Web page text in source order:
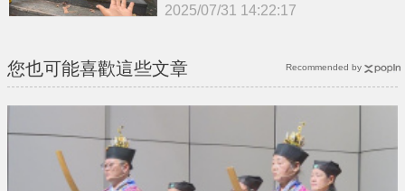
2025/07/31 14:22:17
您也可能喜歡這些文章 Recommended by